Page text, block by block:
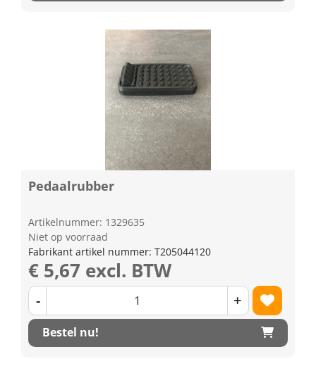
Pedaalrubber
Artikelnummer: 1329635
Niet op voorraad
Fabrikant artikel nummer: T205044120
€ 5,67 excl. BTW
- +
Bestel nu!